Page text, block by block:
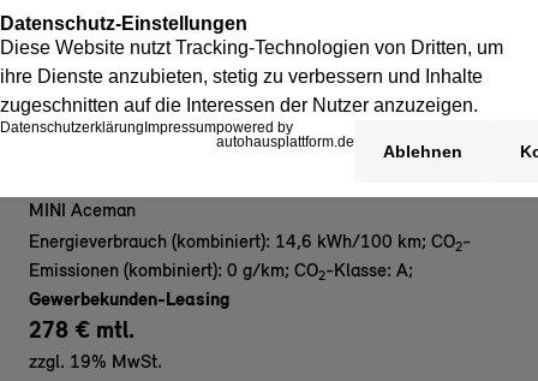
MINI Aceman
Energieverbrauch (kombiniert): 14,6 kWh/100 km; CO2-
Emissionen (kombiniert): 0 g/km; CO2-Klasse: A;
Gewerbekunden-Leasing
278 € mtl.
zzgl. 19% MwSt.